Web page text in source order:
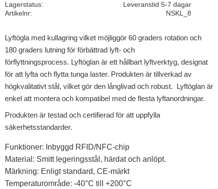
Lagerstatus
Leveranstid 5-7 dagar
Artikelnr
NSKL_8
Lyftögla med kullagring vilket möjliggör 60 graders rotation och
180 graders lutning för förbättrad lyft- och
förflyttningsprocess. Lyftöglan är ett hållbart lyftverktyg, designat
för att lyfta och flytta tunga laster. Produkten är tillverkad av
högkvalitativt stål, vilket gör den långlivad och robust. Lyftöglan är
enkel att montera och kompatibel med de flesta lyftanordningar.
Produkten är testad och certifierad för att uppfylla
säkerhetsstandarder.
Funktioner: Inbyggd RFID/NFC-chip
Material: Smitt legeringsstål, härdat och anlöpt.
Märkning: Enligt standard, CE-märkt
Temperaturområde: -40°C till +200°C